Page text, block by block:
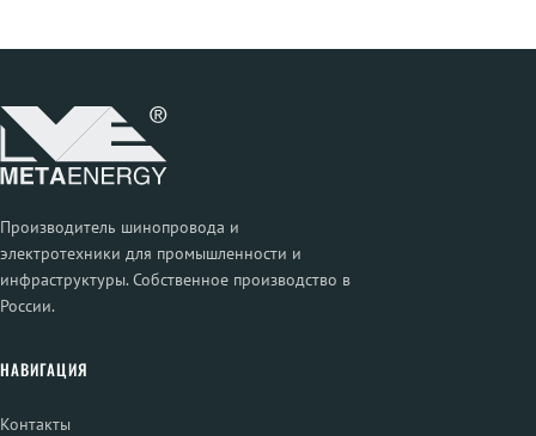
Производитель шинопровода и
электротехники для промышленности и
инфраструктуры. Собственное производство в
России.
НАВИГАЦИЯ
Контакты